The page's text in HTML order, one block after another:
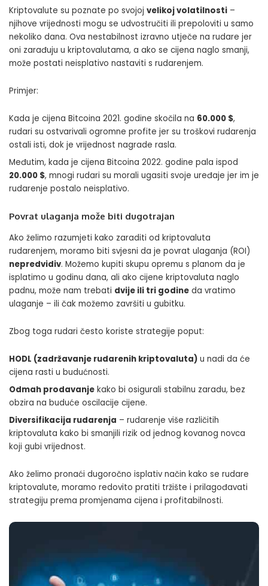
Kriptovalute su poznate po svojoj velikoj volatilnosti –
njihove vrijednosti mogu se udvostručiti ili prepoloviti u samo
nekoliko dana. Ova nestabilnost izravno utječe na rudare jer
oni zarađuju u kriptovalutama, a ako se cijena naglo smanji,
može postati neisplativo nastaviti s rudarenjem.
Primjer:
Kada je cijena Bitcoina 2021. godine skočila na 60.000 $,
rudari su ostvarivali ogromne profite jer su troškovi rudarenja
ostali isti, dok je vrijednost nagrade rasla.
Međutim, kada je cijena Bitcoina 2022. godine pala ispod
20.000 $, mnogi rudari su morali ugasiti svoje uređaje jer im je
rudarenje postalo neisplativo.
Povrat ulaganja može biti dugotrajan
Ako želimo razumjeti kako zaraditi od kriptovaluta
rudarenjem, moramo biti svjesni da je povrat ulaganja (ROI)
nepredvidiv. Možemo kupiti skupu opremu s planom da je
isplatimo u godinu dana, ali ako cijene kriptovaluta naglo
padnu, može nam trebati dvije ili tri godine da vratimo
ulaganje – ili čak možemo završiti u gubitku.
Zbog toga rudari često koriste strategije poput:
HODL (zadržavanje rudarenih kriptovaluta) u nadi da će
cijena rasti u budućnosti.
Odmah prodavanje kako bi osigurali stabilnu zaradu, bez
obzira na buduće oscilacije cijene.
Diversifikacija rudarenja – rudarenje više različitih
kriptovaluta kako bi smanjili rizik od jednog kovanog novca
koji gubi vrijednost.
Ako želimo pronaći dugoročno isplativ način kako se rudare
kriptovalute, moramo redovito pratiti tržište i prilagođavati
strategiju prema promjenama cijena i profitabilnosti.